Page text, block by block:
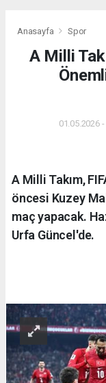
Anasayfa Spor
A Milli
01.05.2026
A Milli Takım,
öncesi Kuzey
maç yapacak.
Urfa Güncel'de.